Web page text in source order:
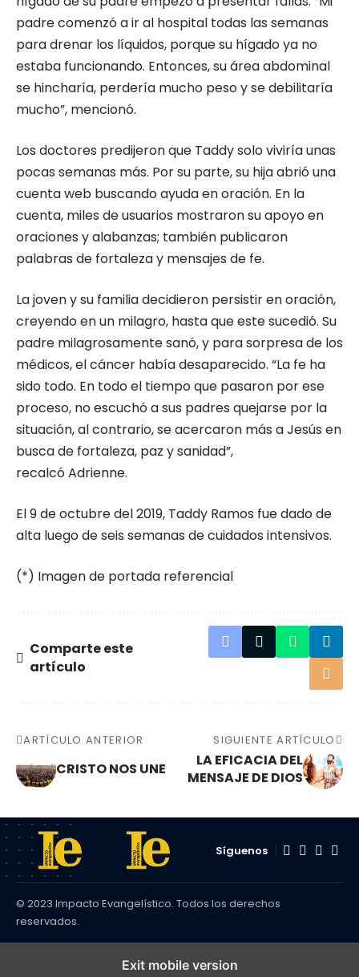
padre comenzó a ir al hospital todas las semanas
para drenar los líquidos, porque su hígado ya no
estaba funcionando. Entonces, su área abdominal
se hincharía, perdería mucho peso y se debilitaría
mucho”, mencionó.
Los doctores predijeron que Taddy solo viviría unas
pocas semanas más. Por su parte, su hija abrió una
cuenta web buscando ayuda en oración. En la
cuenta, miles de usuarios mostraron su apoyo en
oraciones y alabanzas; también publicaron
palabras de fortaleza y mensajes de fe.
La joven y su familia decidieron persistir en oración,
creyendo en un milagro, hasta que este sucedió. Su
padre milagrosamente sanó, y para sorpresa de los
médicos, el cáncer había desaparecido. “La fe ha
sido todo. En todo el tiempo que pasaron por ese
proceso, no escuchó a sus padres quejarse por la
situación, al contrario, se acercaron más a Jesús en
busca de fortaleza, paz y sanidad”,
recalcó Adrienne.
El 9 de octubre del 2019, Taddy Ramos fue dado de
alta luego de seis semanas de cuidados intensivos.
(*) Imagen de portada referencial
Comparte este
artículo
ARTÍCULO ANTERIOR
CRISTO NOS UNE
SIGUIENTE ARTÍCULO
LA EFICACIA DEL
MENSAJE DE DIOS
Síguenos
© 2023 Impacto Evangelístico. Todos los derechos
reservados.
Exit mobile version